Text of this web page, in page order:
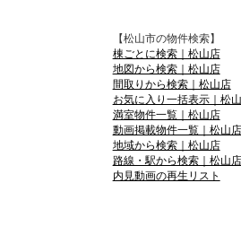
【松山市の物件検索】
棟ごとに検索｜松山店
地図から検索｜松山店
間取りから検索｜松山店
お気に入り一括表示｜松
満室物件一覧｜松山店
動画掲載物件一覧｜松山店
地域から検索｜松山店
路線・駅から検索｜松山店
内見動画の再生リスト